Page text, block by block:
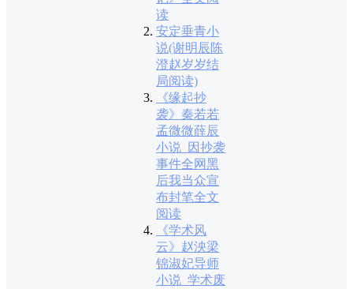
读
安定垂青小
说(谢明辰陈
澄赵岁岁结
局阅读)
《缘起抄
袭》秦若若
孟微微薛辰
小说_因抄袭
事件全网黑
后我当众宣
布封笔全文
阅读
《学术风
云》赵泱梁
锦淑妃导师
小说_学术废